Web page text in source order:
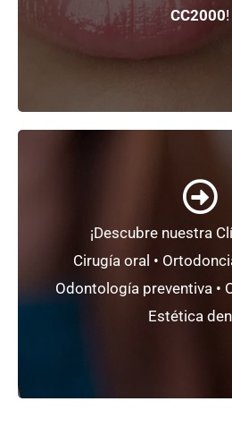
CC2000!
Medicina
¡Descubre nuestra
Cirugía oral •
Odontología preventiva •
Estética
Clínica Dental
Unproyecto únicobasado
mínimamente
+